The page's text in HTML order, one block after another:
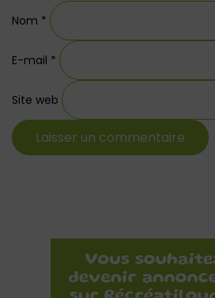
Nom *
E-mail *
Site web